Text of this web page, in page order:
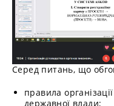
Серед питань, що
правила
державної влади;